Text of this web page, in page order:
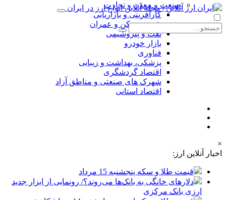
صنعت و معدن و تجارت
کارآفرینی و بازاریابی
شهر، مسکن و عمران
نفت و پتروشیمی
بازار خودرو
فناوری
پزشکی، بهداشت و زیبایی
اقتصاد گردشگری
شهرک های صنعتی و مناطق آزاد
اقتصاد استانی
×
اخبار آنلاین ارز:
قیمت طلا و سکه پنجشنبه 15 مرداد
دلارهای خانگی به بانک‌ها می‌روند؟/ رونمایی از ابزار جدید
ارزی بانک مرکزی